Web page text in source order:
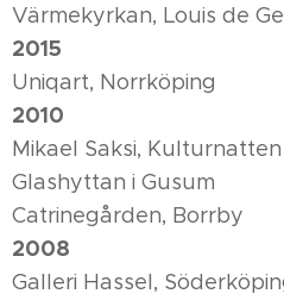
Värmekyrkan, Louis de
2015
Uniqart, Norrköping
2010
Mikael Saksi,
Glashyttan i Gusum
Catrinegården, Borrby
2008
Galleri Hassel,